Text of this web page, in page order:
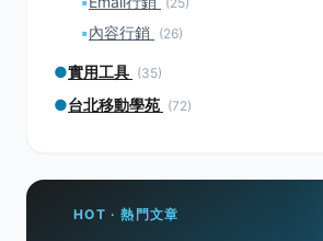
▪內容行銷 (26)
●實用工具 (35)
●台北移動學苑 (72)
HOT · 熱門文章